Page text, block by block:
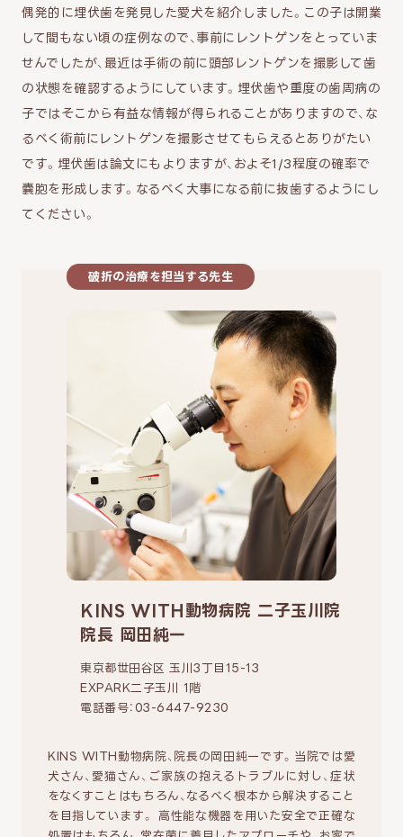
偶発的に埋伏歯を発見した愛犬を紹介しました。この子は開業
して間もない頃の症例なので、事前にレントゲンをとっていま
せんでしたが、最近は手術の前に頭部レントゲンを撮影して歯
の状態を確認するようにしています。埋伏歯や重度の歯周病の
子ではそこから有益な情報が得られることがありますので、な
るべく術前にレントゲンを撮影させてもらえるとありがたい
です。埋伏歯は論文にもよりますが、およそ1/3程度の確率で
嚢胞を形成します。なるべく大事になる前に抜歯するようにし
てください。
破折の治療を担当する先生
KINS WITH動物病院 二子玉川院
院長 岡田純一
東京都世田谷区 玉川3丁目15-13
EXPARK二子玉川 1階
電話番号：03-6447-9230
KINS WITH動物病院、院長の岡田純一です。当院では愛
犬さん、愛猫さん、ご家族の抱えるトラブルに対し、症状
をなくすことはもちろん、なるべく根本から解決すること
を目指しています。 高性能な機器を用いた安全で正確な